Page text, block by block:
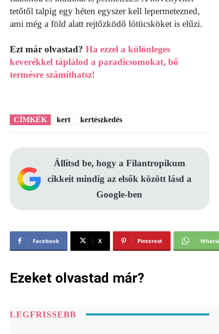
tetőtől talpig egy héten egyszer kell lepermetezned,
ami még a föld alatt rejtőzködő lótücsköket is elűzi.
Ezt már olvastad? Ha ezzel a különleges
keverékkel táplálod a paradicsomokat, bő
termésre számíthatsz!
CÍMKÉK kert kertészkedés
Állítsd be, hogy a Filantropikum
cikkeit mindig az elsők között lásd a
Google-ben
Facebook X Pinterest
Ezeket olvastad már?
LEGFRISSEBB